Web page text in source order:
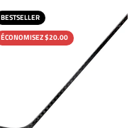
BESTSELLER
ÉCONOMISEZ $20.00